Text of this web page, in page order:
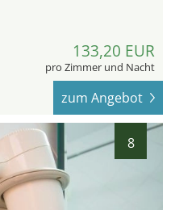
133,20 EUR
pro Zimmer und Nacht
zum Angebot
8